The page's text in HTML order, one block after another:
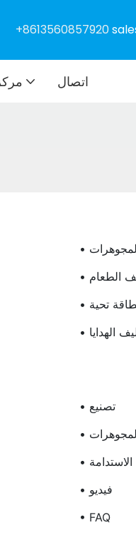
+8613560857920
اتصال
الطعام
بطاقة تحية
الهدايا
• تصنيع
• الاستدامة
• فيديو
• FAQ